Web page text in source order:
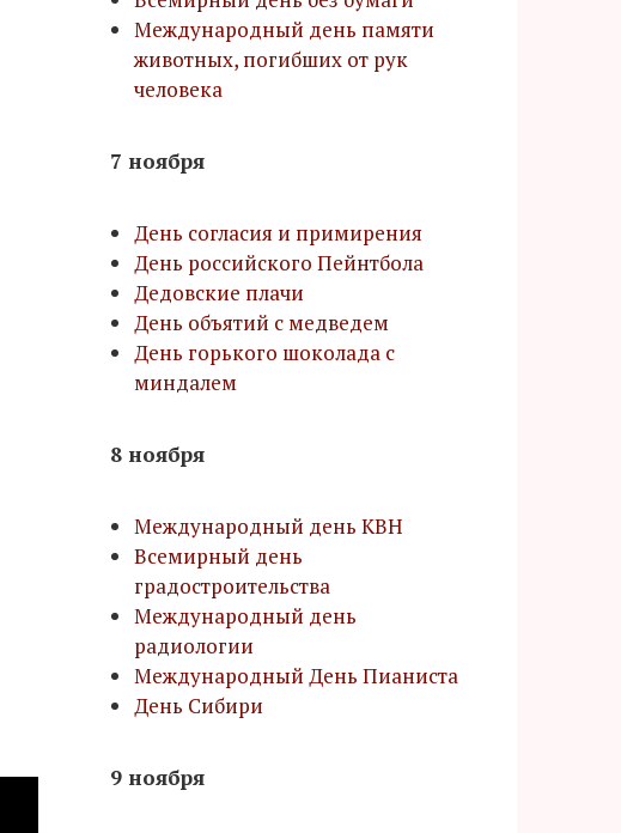
Международный день памяти
животных, погибших от рук
человека
7 ноября
День согласия и примирения
День российского Пейнтбола
Дедовские плачи
День объятий с медведем
День горького шоколада с
миндалем
8 ноября
Международный день КВН
Всемирный день
градостроительства
Международный день
радиологии
Международный День Пианиста
День Сибири
9 ноября